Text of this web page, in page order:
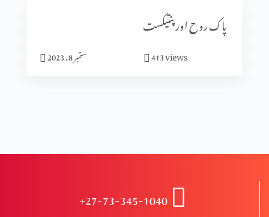
انبیاء و بزرگ – دانی ایل
انبیاء و بزرگ – حزقی ایل (حصہ 2)
انبیا ءو بزرگ – حزقی ایل
پاک روح اور پنتیکست
ستمبر 8, 2023 413views
+27-73-345-1040